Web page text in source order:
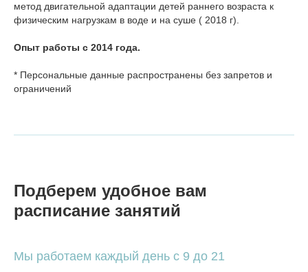
метод двигательной адаптации детей раннего возраста к
физическим нагрузкам в воде и на суше ( 2018 г).
Опыт работы с 2014 года.
* Персональные данные распространены без запретов и
ограничений
Подберем удобное вам
расписание занятий
Мы работаем каждый день с 9 до 21